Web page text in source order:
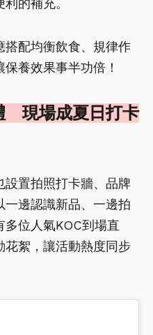
的補充。
搭配均衡飲食、規律作
養效果事半功倍！
現場成夏日打卡
設置拍照打卡牆、品牌
邊認識新品、一邊拍
多位人氣KOC到場直
花絮，讓活動熱度同步